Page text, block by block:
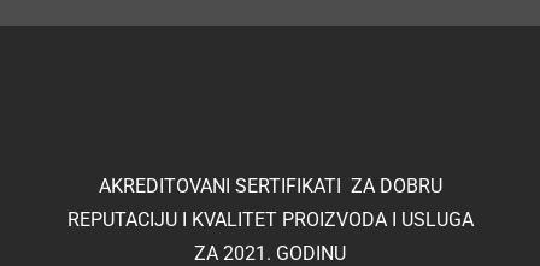
AKREDITOVANI SERTIFIKATI ZA DOBRU
REPUTACIJU I KVALITET PROIZVODA I USLUGA
ZA 2021. GODINU